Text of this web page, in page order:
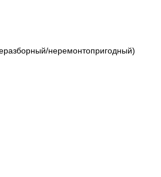
неремонтопригодный)